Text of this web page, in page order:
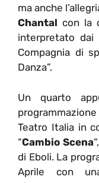
ma anche
Chantal con la
interpretato dai
Compagnia di
Danza”.
Un quarto
Teatro Italia in
“Cambio Scena
di Eboli. La
Aprile con